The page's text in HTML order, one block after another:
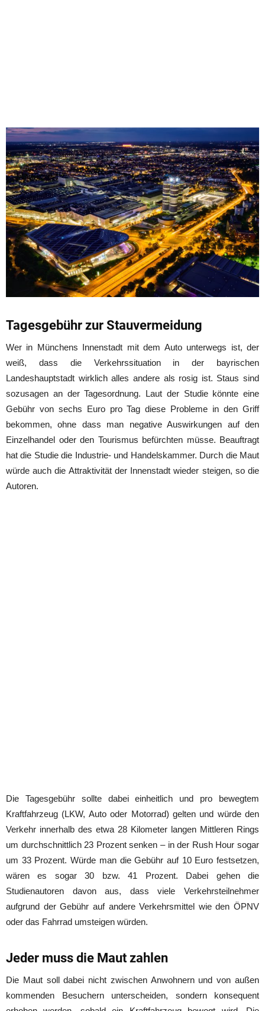
Tagesgebühr zur Stauvermeidung
Wer in Münchens Innenstadt mit dem Auto unterwegs ist, der
weiß, dass die Verkehrssituation in der bayrischen
Landeshauptstadt wirklich alles andere als rosig ist. Staus sind
sozusagen an der Tagesordnung. Laut der Studie könnte eine
Gebühr von sechs Euro pro Tag diese Probleme in den Griff
bekommen, ohne dass man negative Auswirkungen auf den
Einzelhandel oder den Tourismus befürchten müsse. Beauftragt
hat die Studie die Industrie- und Handelskammer. Durch die Maut
würde auch die Attraktivität der Innenstadt wieder steigen, so die
Autoren.
Die Tagesgebühr sollte dabei einheitlich und pro bewegtem
Kraftfahrzeug (LKW, Auto oder Motorrad) gelten und würde den
Verkehr innerhalb des etwa 28 Kilometer langen Mittleren Rings
um durchschnittlich 23 Prozent senken – in der Rush Hour sogar
um 33 Prozent. Würde man die Gebühr auf 10 Euro festsetzen,
wären es sogar 30 bzw. 41 Prozent. Dabei gehen die
Studienautoren davon aus, dass viele Verkehrsteilnehmer
aufgrund der Gebühr auf andere Verkehrsmittel wie den ÖPNV
oder das Fahrrad umsteigen würden.
Jeder muss die Maut zahlen
Die Maut soll dabei nicht zwischen Anwohnern und von außen
kommenden Besuchern unterscheiden, sondern konsequent